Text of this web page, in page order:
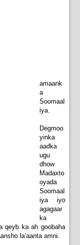
amaank
a
Soomaal
iya.
Degmoo
yinka
aadka
ugu
dhow
Madaxto
oyada
Soomaal
iya iyo
agagaar
ka
qeyb ka ah goobaha
la’aanta amni.